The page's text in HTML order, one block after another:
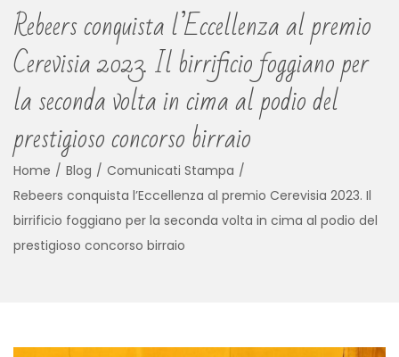
Rebeers conquista l’Eccellenza al premio
Cerevisia 2023. Il birrificio foggiano per
la seconda volta in cima al podio del
prestigioso concorso birraio
Home / Blog / Comunicati Stampa /
Rebeers conquista l’Eccellenza al premio Cerevisia 2023. Il
birrificio foggiano per la seconda volta in cima al podio del
prestigioso concorso birraio